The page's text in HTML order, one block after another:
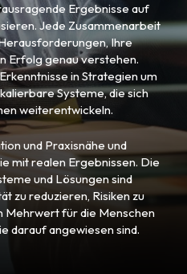
Ergebnisse auf
Jede Zusammenarbeit
Ihre
Erfolg genau verstehen.
in Strategien um
Systeme, die sich
weiterentwickeln.
und Praxisnähe und
mit realen Ergebnissen. Die
und Lösungen sind
zu reduzieren, Risiken zu
Mehrwert für die Menschen
darauf angewiesen sind.